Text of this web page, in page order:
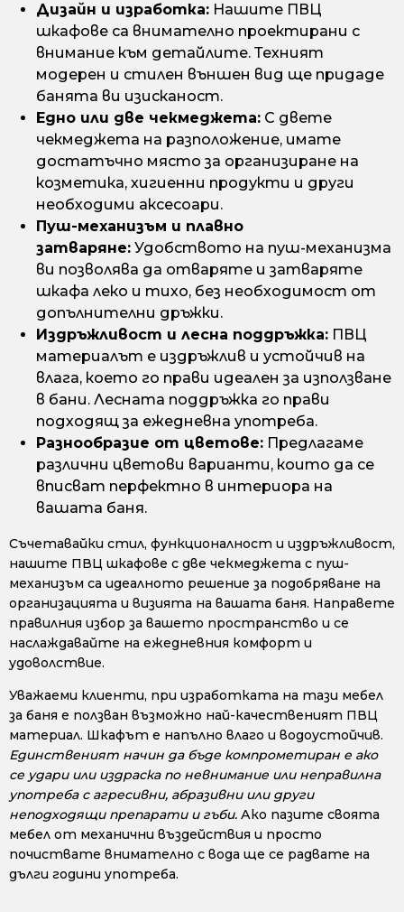
Дизайн и изработка: Нашите ПВЦ
шкафове са внимателно проектирани с
внимание към детайлите. Техният
модерен и стилен външен вид ще придаде
банята ви изисканост.
Едно или две чекмеджета: С двете
чекмеджета на разположение, имате
достатъчно място за организиране на
козметика, хигиенни продукти и други
необходими аксесоари.
Пуш-механизъм и плавно
затваряне: Удобството на пуш-механизма
ви позволява да отваряте и затваряте
шкафа леко и тихо, без необходимост от
допълнителни дръжки.
Издръжливост и лесна поддръжка: ПВЦ
материалът е издръжлив и устойчив на
влага, което го прави идеален за използване
в бани. Лесната поддръжка го прави
подходящ за ежедневна употреба.
Разнообразие от цветове: Предлагаме
различни цветови варианти, които да се
вписват перфектно в интериора на
вашата баня.
Съчетавайки стил, функционалност и издръжливост,
нашите ПВЦ шкафове с две чекмеджета с пуш-
механизъм са идеалното решение за подобряване на
организацията и визията на вашата баня. Направете
правилния избор за вашето пространство и се
наслаждавайте на ежедневния комфорт и
удоволствие.
Уважаеми клиенти, при изработката на тази мебел
за баня е ползван възможно най-качественият ПВЦ
материал. Шкафът е напълно влаго и водоустойчив.
Единственият начин да бъде компрометиран е ако
се удари или издраска по невнимание или неправилна
употреба с агресивни, абразивни или други
неподходящи препарати и гъби. Ако пазите своята
мебел от механични въздействия и просто
почиствате внимателно с вода ще се радвате на
дълги години употреба.